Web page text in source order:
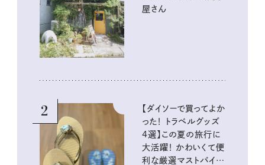
屋さん
2
【ダイソーで買ってよか
った！ トラベルグッズ
4選】この夏の旅行に
大活躍！ かわいくて便
利な厳選マストバイア